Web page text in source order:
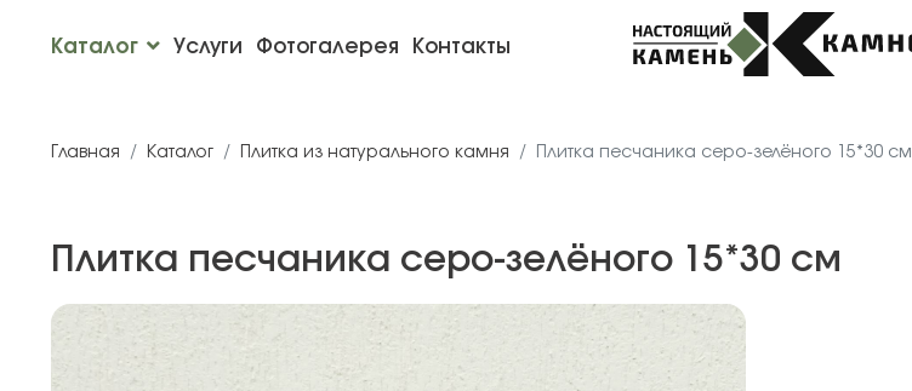
Каталог Услуги Фотогалерея Контакты
Главная Каталог Плитка из натурального камня Плитка песчаника серо-зелёного 15*30 см
Плитка песчаника серо-зелёного 15*30 см